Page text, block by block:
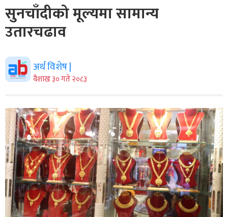
सुनचाँदीको मूल्यमा सामान्य
उतारचढाव
अर्थ विशेष |
वैशाख ३० गते २०८३